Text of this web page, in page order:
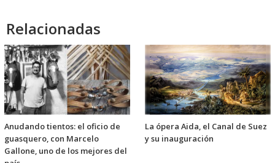
Relacionadas
Anudando tientos: el oficio de
guasquero, con Marcelo
Gallone, uno de los mejores del
La ópera Aida, el Canal de Suez
y su inauguración